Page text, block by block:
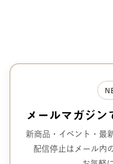
り
メールマガジン
新商品・イベント・最
配信停止はメール内